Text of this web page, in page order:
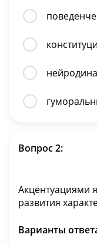
Вопрос 2:
Акцентуациями
развития
Варианты